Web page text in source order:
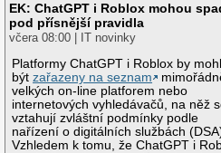
EK: ChatGPT i Roblox mohou
pod přísnější pravidla
včera 08:00 | IT novinky
Platformy ChatGPT i Roblox by
býtzařazeny na seznam
velkých on-line platforem nebo
internetových vyhledávačů, na něž
vztahují zvláštní podmínky podle
nařízení o digitálních službách
Vzhledem k tomu, že ChatGPT i